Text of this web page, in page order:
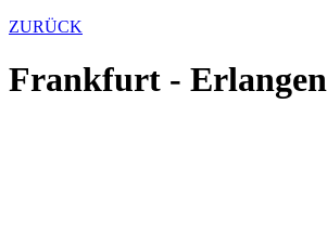
ZURÜCK
Frankfurt - Erlangen